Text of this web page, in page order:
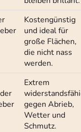
Kostengünstig
und ideal für
große Flächen,
die nicht nass
werden.
Extrem
gegen Abrieb,
Wetter und
Schmutz.